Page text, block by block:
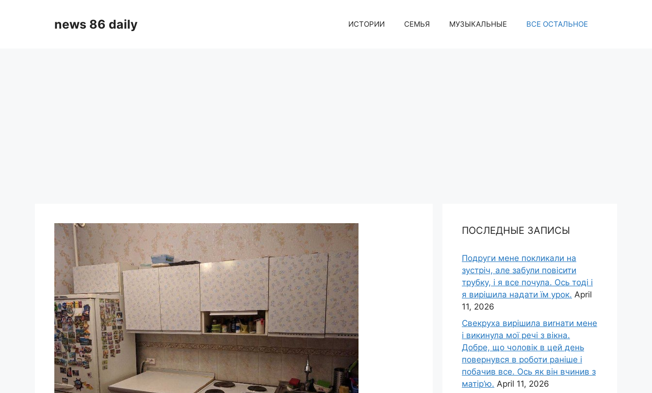
news 86 daily ИСТОРИИ СЕМЬЯ МУЗЫКАЛЬНЫЕ ВСЕ ОСТАЛЬНОЕ
ПОСЛЕДНЫЕ ЗАПИСЫ
Подруги мене покликали на
зустріч, але забули повісити
трубку, і я все почула. Ось тоді і
я вирішила надати їм урок. April
11, 2026
Свекруха вирішила виrнати мене
і викинула мої речі з вікна.
Добре, що чоловік в цей день
повернувся в роботи раніше і
побачив все. Ось як він вчинив з
матір’ю. April 11, 2026